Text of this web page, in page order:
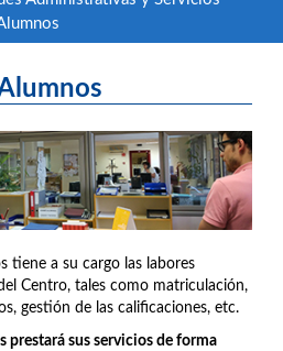
tiene a su cargo las labores
Centro, tales como matriculación,
gestión de las calificaciones, etc.
prestará sus servicios de forma